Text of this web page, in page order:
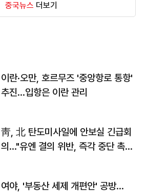
중국뉴스 더보기
이란·오만, 호르무즈 '중앙항로 통항'
추진…입항은 이란 관리
靑, 北 탄도미사일에 안보실 긴급회
의…"유엔 결의 위반, 즉각 중단 촉
여야, '부동산 세제 개편안' 공방…